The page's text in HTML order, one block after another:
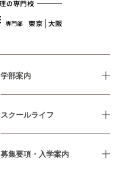
学部案内
スクールライフ
募集要項・入学案内